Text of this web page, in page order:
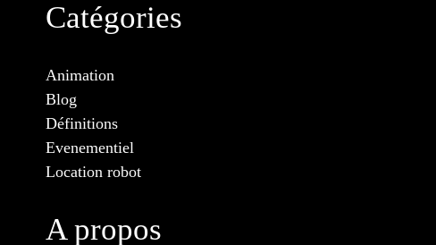
Catégories
Animation
Blog
Définitions
Evenementiel
Location robot
A propos